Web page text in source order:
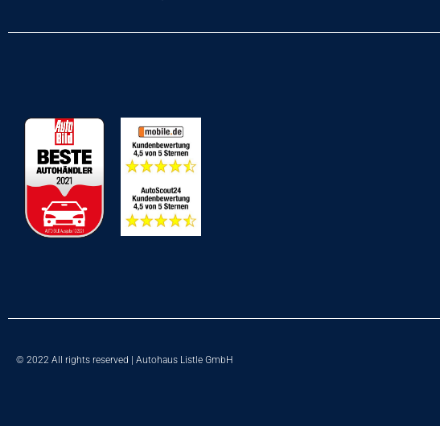
© 2022 All rights reserved | Autohaus Listle GmbH